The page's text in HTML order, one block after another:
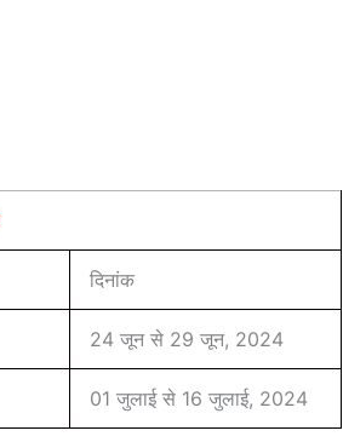
दिनांक
24 जून से 29 जून, 2024
01 जुलाई से 16 जुलाई, 2024